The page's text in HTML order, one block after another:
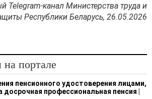
Telegram-канал Министерства труда и
Республики Беларусь, 26.05.2026
на портале
пенсионного удостоверения лицами,
досрочная профессиональная пенсия |